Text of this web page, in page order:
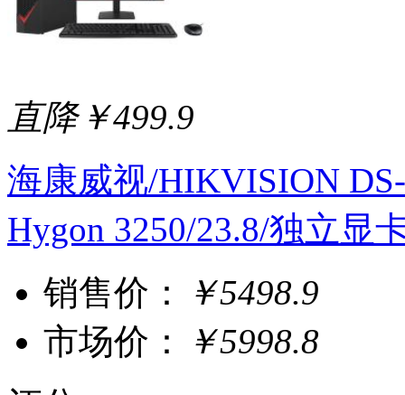
直降￥499.9
海康威视/HIKVISION
Hygon 3250/23.8/独立显
销售价：
￥5498.9
市场价：
￥5998.8